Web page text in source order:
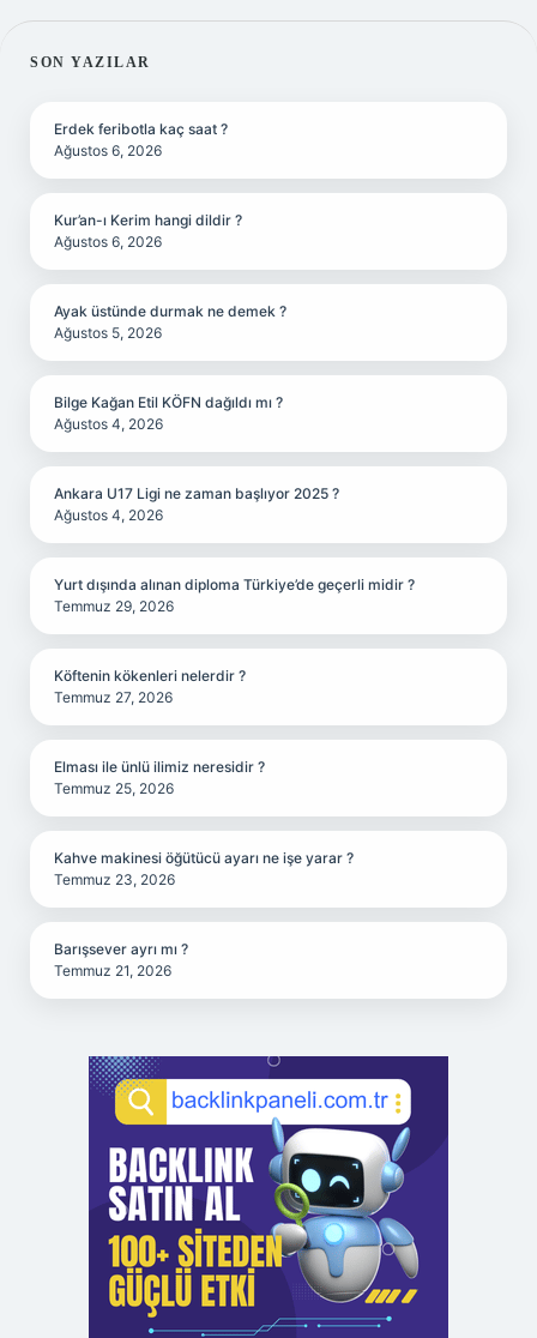
SIDEBAR
SON YAZILAR
Erdek feribotla kaç saat ?
Ağustos 6, 2026
Kur’an-ı Kerim hangi dildir ?
Ağustos 6, 2026
Ayak üstünde durmak ne demek ?
Ağustos 5, 2026
Bilge Kağan Etil KÖFN dağıldı mı ?
Ağustos 4, 2026
Ankara U17 Ligi ne zaman başlıyor 2025 ?
Ağustos 4, 2026
Yurt dışında alınan diploma Türkiye’de geçerli midir ?
Temmuz 29, 2026
Köftenin kökenleri nelerdir ?
Temmuz 27, 2026
Elması ile ünlü ilimiz neresidir ?
Temmuz 25, 2026
Kahve makinesi öğütücü ayarı ne işe yarar ?
Temmuz 23, 2026
Barışsever ayrı mı ?
Temmuz 21, 2026